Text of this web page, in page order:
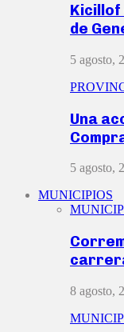
Kicillof
de
5 agosto,
Una
5 agosto,
MUNICIPIOS
8 agosto,